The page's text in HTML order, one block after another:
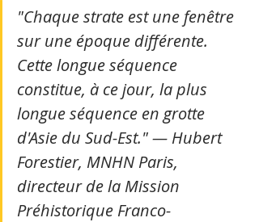
"Chaque strate est une fenêtre
sur une époque différente.
Cette longue séquence
constitue, à ce jour, la plus
longue séquence en grotte
d'Asie du Sud-Est." — Hubert
Forestier, MNHN Paris,
directeur de la Mission
Préhistorique Franco-